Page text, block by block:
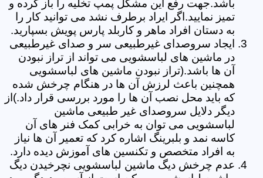
باشد.جهت رفع این مشکل پمپ تخلیه را باز کرده و
تمیز نمایید.اگر ایراد برطرف نشد می توانید کار را
به دستان افراد ماهر و کاربلد پارس پویش بسپارید.
ایجاد سروصدای غیرطبیعی سر و صدای غیرطبیعی
در ماشین های لباسشویی می تواند از تراز نبودن
آن ها باشد.(تراز نبودن ماشین های لباسشویی
همچنین باعث لرزش آن ها در هنگام چرخش شده
که باید محل نصب آن ها را مورد بررسی قرار داد.)از
دیگر دلایل سروصدای غیر طبیعی ماشین
لباسشویی می توان به خرابی کمک فنر های آن
کاسه نمد و بلبرینگ اشاره کرد که تعمیر آن ها نیاز
به افراد متخصص و تکنسین های آموزش دیده دارد.
عدم چرخش دیگ ماشین لباسشویی نچرخیدن دیگ